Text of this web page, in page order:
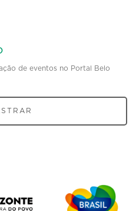
de eventos no Portal Belo